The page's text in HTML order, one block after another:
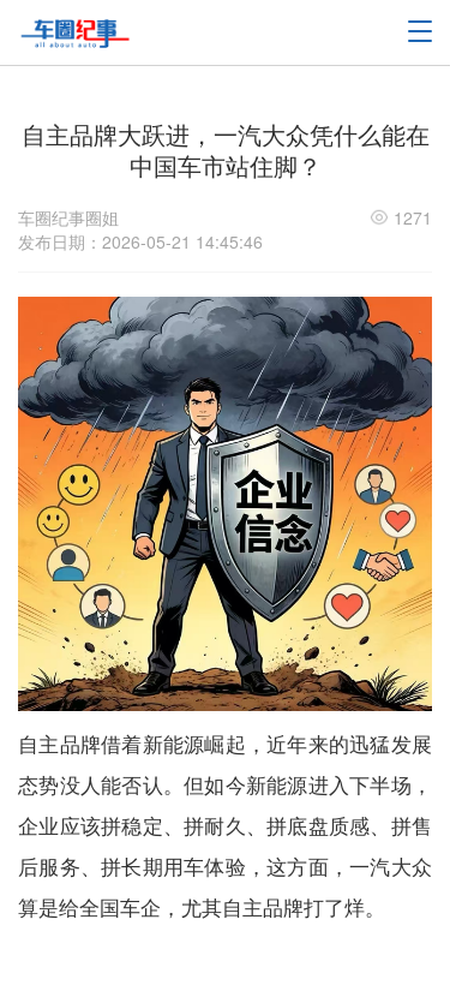
T
l
e
v
a
o
n
自主品牌大跃进，一汽大众凭什么能在
中国车市站住脚？
车圈纪事圈姐
发布日期：2026-05-21 14:45:46
1271
自主品牌借着新能源崛起，近年来的迅猛发展
态势没人能否认。但如今新能源进入下半场，
企业应该拼稳定、拼耐久、拼底盘质感、拼售
后服务、拼长期用车体验，这方面，一汽大众
算是给全国车企，尤其自主品牌打了烊。